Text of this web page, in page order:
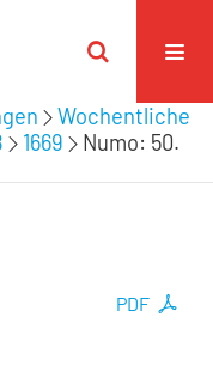
Wochentliche
1669
Numo: 50.
PDF